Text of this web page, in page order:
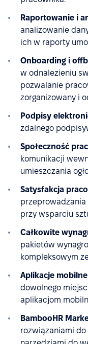
Raportowanie i
analizowanie
ich w raporty
Onboarding i
w odnalezieniu
pozwalanie
zorganizowany i
Podpisy
zdalnego
Społeczność
komunikacji
umieszczania
Satysfakcja
przeprowadzania
przy wsparciu
Całkowite
pakietów
kompleksowym
Aplikacje mobilne
dowolnego
aplikacjom
BambooHR
rozwiązaniami